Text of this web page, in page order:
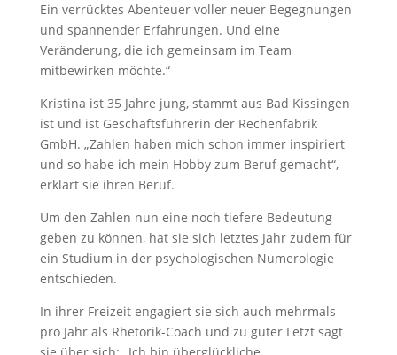
Ein verrücktes Abenteuer voller neuer Begegnungen
und spannender Erfahrungen. Und eine
Veränderung, die ich gemeinsam im Team
mitbewirken möchte.“
Kristina ist 35 Jahre jung, stammt aus Bad Kissingen
ist und ist Geschäftsführerin der Rechenfabrik
GmbH. „Zahlen haben mich schon immer inspiriert
und so habe ich mein Hobby zum Beruf gemacht“,
erklärt sie ihren Beruf.
Um den Zahlen nun eine noch tiefere Bedeutung
geben zu können, hat sie sich letztes Jahr zudem für
ein Studium in der psychologischen Numerologie
entschieden.
In ihrer Freizeit engagiert sie sich auch mehrmals
pro Jahr als Rhetorik-Coach und zu guter Letzt sagt